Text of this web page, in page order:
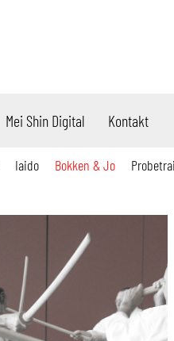
Mei Shin Digital Kontakt
Iaido Bokken & Jo